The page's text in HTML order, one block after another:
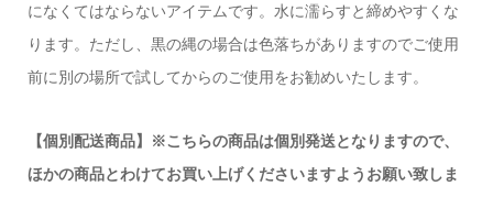
になくてはならないアイテムです。水に濡らすと締めやすくな
ります。ただし、黒の縄の場合は色落ちがありますのでご使用
前に別の場所で試してからのご使用をお勧めいたします。
【個別配送商品】※こちらの商品は個別発送となりますので、
ほかの商品とわけてお買い上げくださいますようお願い致しま